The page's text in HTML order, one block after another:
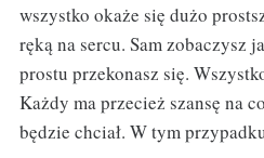
wszystko okaże się dużo
ręką na sercu. Sam zobaczysz
prostu przekonasz się.
Każdy ma przecież szansę na
będzie chciał. W tym